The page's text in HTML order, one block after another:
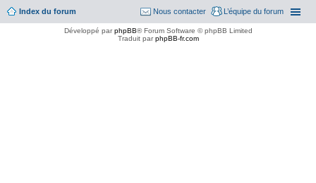
Index du forum L’équipe du forum
Nous contacter
Développé parphpBB® Forum Software © phpBB Limited
Traduit parphpBB-fr.com